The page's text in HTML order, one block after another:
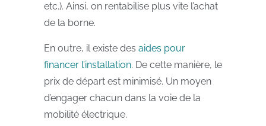
etc.). Ainsi, on rentabilise plus vite l’achat
de la borne.
En outre, il existe des aides pour
financer l’installation. De cette manière, le
prix de départ est minimisé. Un moyen
d’engager chacun dans la voie de la
mobilité électrique.